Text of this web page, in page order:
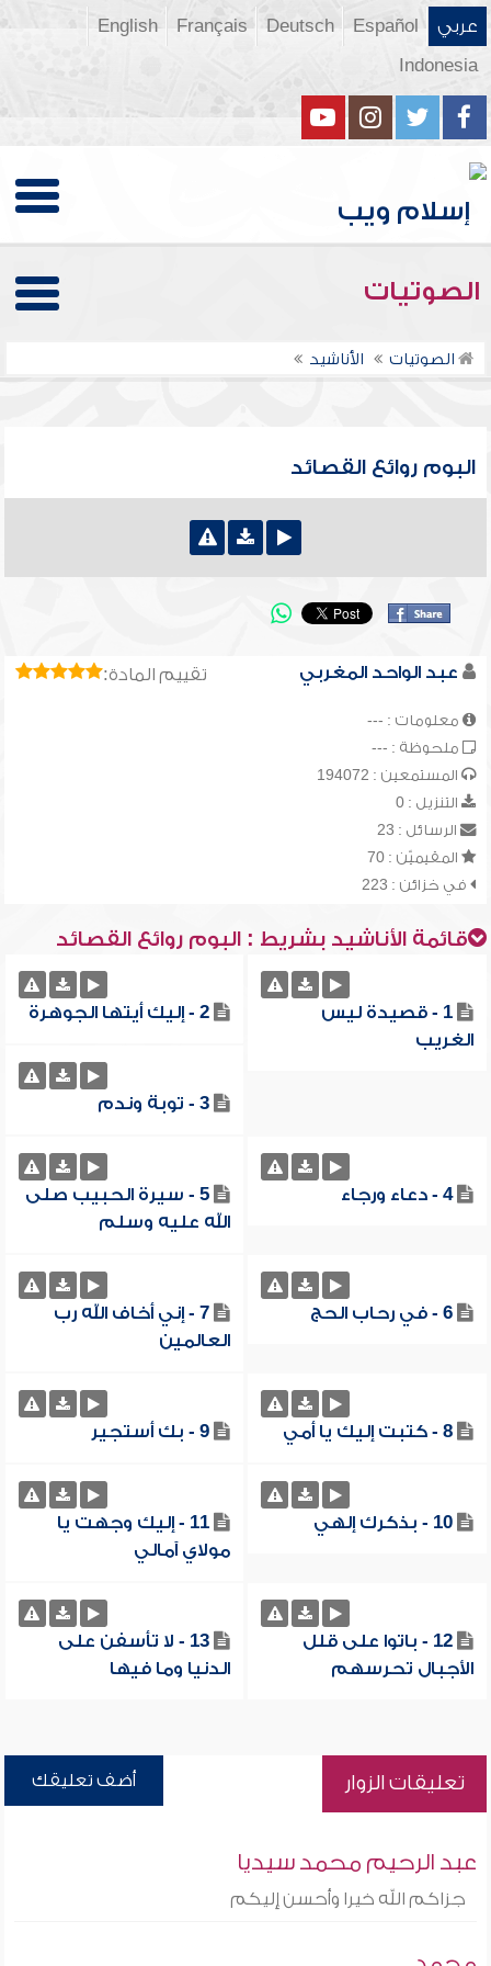
عربي Español
Deutsch
Français
English
Indonesia
الصوتيات
الصوتيات الأناشيد
البوم روائع القصائد
تقييم المادة: عبد الواحد المغربي
معلومات : ---
ملحوظة : ---
المستمعين : 194072
التنزيل : 0
الرسائل : 23
المقيميّن : 70
في خزائن : 223
قائمة الأناشيد بشريط : البوم روائع القصائد
1 - قصيدة ليس
الغريب
2 - إليك أيتها الجوهرة
3 - توبة وندم
4 - دعاء ورجاء
5 - سيرة الحبيب صلى
الله عليه وسلم
6 - في رحاب الحج
7 - إني أخاف الله رب
العالمين
8 - كتبت إليك يا أمي 9 - بك أستجير
10 - بذكرك إلهي
11 - إليك وجهت يا
مولاي آمالي
12 - باتوا على قلل
الأجبال تحرسهم
13 - لا تأسفن على
الدنيا وما فيها
تعليقات الزوار أضف تعليقك
عبد الرحيم محمد سيديا
جزاكم الله خيرا وأحسن إليكم